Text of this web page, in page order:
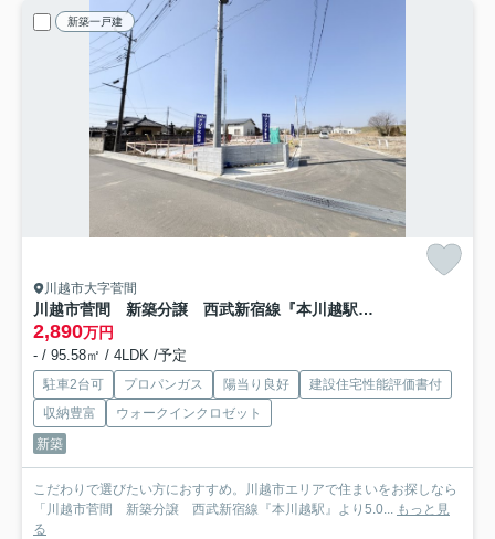
新築一戸建
川越市大字菅間
川越市菅間 新築分譲 西武新宿線『本川越駅』より5.0km 【芳野小学区】
2,890万円
- / 95.58㎡ / 4LDK /予定
駐車2台可 プロパンガス 陽当り良好
建設住宅性能評価書付
収納豊富
ウォークインクロゼット
新築
こだわりで選びたい方におすすめ。川越市エリアで住まいをお探しなら
「川越市菅間 新築分譲 西武新宿線『本川越駅』より5.0... もっと見
る